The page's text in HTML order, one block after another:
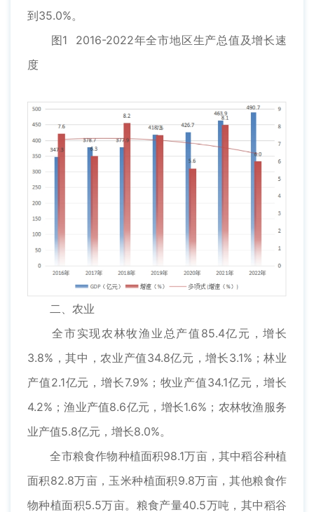
到35.0%。
图1 2016-2022年全市地区生产总值及增长速
度
二、农业
全市实现农林牧渔业总产值85.4亿元，增长
3.8%，其中，农业产值34.8亿元，增长3.1%；林业
产值2.1亿元，增长7.9%；牧业产值34.1亿元，增长
4.2%；渔业产值8.6亿元，增长1.6%；农林牧渔服务
业产值5.8亿元，增长8.0%。
全市粮食作物种植面积98.1万亩，其中稻谷种植
面积82.8万亩，玉米种植面积9.8万亩，其他粮食作
物种植面积5.5万亩。粮食产量40.5万吨，其中稻谷